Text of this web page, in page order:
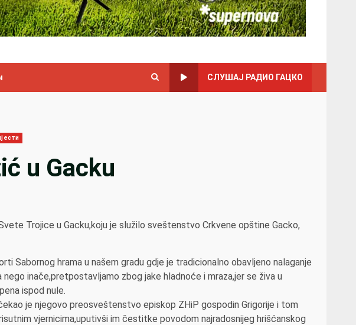
СЛУШАЈ РАДИО ГАЦКО
u Gacku
Trojice u Gacku,koju je služilo sveštenstvo Crkvene opštine Gacko,
Sabornog hrama u našem gradu gdje je tradicionalno obavljeno nalaganje
inače,pretpostavljamo zbog jake hladnoće i mraza,jer se živa u
ispod nule.
je njegovo preosveštenstvo episkop ZHiP gospodin Grigorije i tom
vjernicima,uputivši im čestitke povodom najradosnijeg hrišćanskog